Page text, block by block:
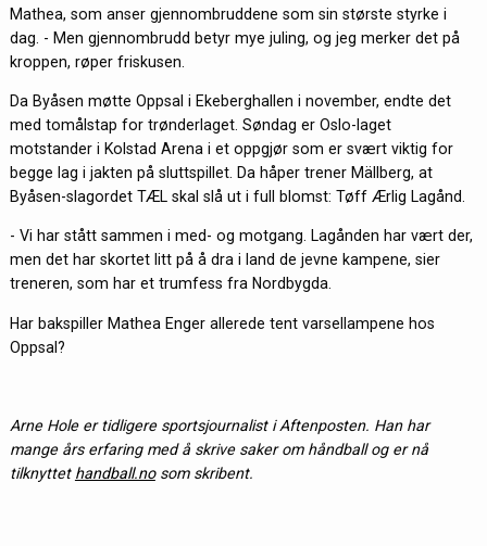
Mathea, som anser gjennombruddene som sin største styrke i
dag. - Men gjennombrudd betyr mye juling, og jeg merker det på
kroppen, røper friskusen.
Da Byåsen møtte Oppsal i Ekeberghallen i november, endte det
med tomålstap for trønderlaget. Søndag er Oslo-laget
motstander i Kolstad Arena i et oppgjør som er svært viktig for
begge lag i jakten på sluttspillet. Da håper trener Mällberg, at
Byåsen-slagordet TÆL skal slå ut i full blomst: Tøff Ærlig Lagånd.
- Vi har stått sammen i med- og motgang. Lagånden har vært der,
men det har skortet litt på å dra i land de jevne kampene, sier
treneren, som har et trumfess fra Nordbygda.
Har bakspiller Mathea Enger allerede tent varsellampene hos
Oppsal?
Arne Hole er tidligere sportsjournalist i Aftenposten. Han har
mange års erfaring med å skrive saker om håndball og er nå
tilknyttet handball.nosom skribent.